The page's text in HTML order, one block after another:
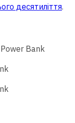
десятиліття.
Power Bank